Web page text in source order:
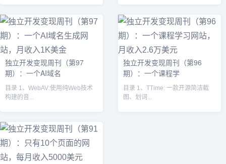
独立开发变现周刊（第97
期）：一个AI域名
目录 1、WebAV:使用纯Web技术
构建的音...
独立开发变现周刊（第96
期）：一个课程学
目录 1、TTime: 一款开源简洁截
图、划词...